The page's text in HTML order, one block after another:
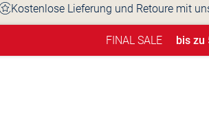
Kostenlose Lieferung und Retoure mit
FINAL SALE bis zu